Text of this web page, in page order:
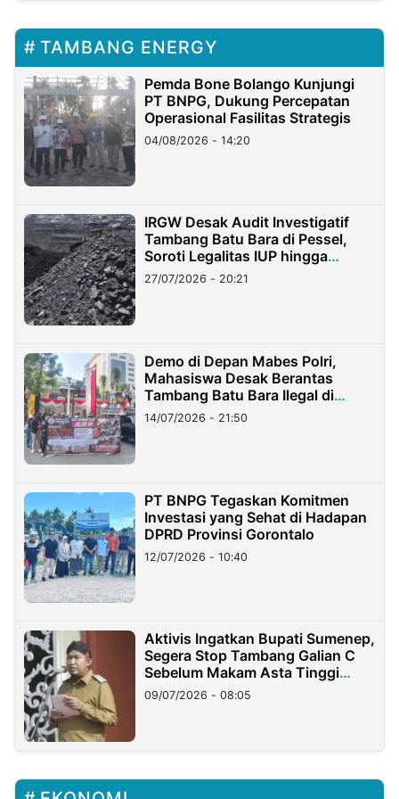
TAMBANG ENERGY
Pemda Bone Bolango Kunjungi
PT BNPG, Dukung Percepatan
Operasional Fasilitas Strategis
04/08/2026 - 14:20
IRGW Desak Audit Investigatif
Tambang Batu Bara di Pessel,
Soroti Legalitas IUP hingga
Stockpile
27/07/2026 - 20:21
Demo di Depan Mabes Polri,
Mahasiswa Desak Berantas
Tambang Batu Bara Ilegal di
Lampung
14/07/2026 - 21:50
PT BNPG Tegaskan Komitmen
Investasi yang Sehat di Hadapan
DPRD Provinsi Gorontalo
12/07/2026 - 10:40
Aktivis Ingatkan Bupati Sumenep,
Segera Stop Tambang Galian C
Sebelum Makam Asta Tinggi
Longsor
09/07/2026 - 08:05